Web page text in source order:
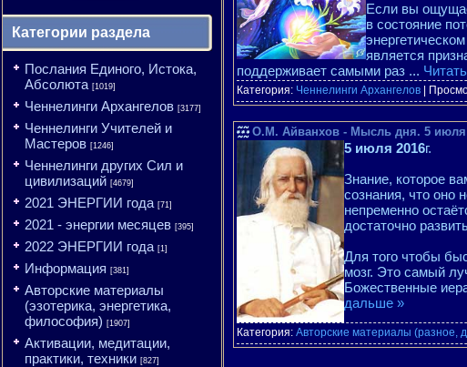
Категории раздела
Послания Единого, Истока,
Абсолюта [1019]
Ченнелинги Архангелов [3177]
Ченнелинги Учителей и
Мастеров [1246]
Ченнелинги других Сил и
цивилизаций [4679]
2021 ЭНЕРГИИ года [71]
2021 - энергии месяцев [395]
2022 ЭНЕРГИИ года [1]
Информация [381]
Авторские материалы
(эзотерика, энергетика,
философия) [1907]
Активации, медитации,
практики, техники [827]
Если вы
в состояние
является
поддерживает самыми раз ...
Категория: Ченнелинги Архангелов |
О.М. Айванхов - Мысль дня. 5 июля
5 июля 2016г.
Знание, которое
сознания, что оно
непременно
достаточно
Для того чтобы
мозг. Это самый
Божественные
дальше »
Категория: Авторские материалы (разное,